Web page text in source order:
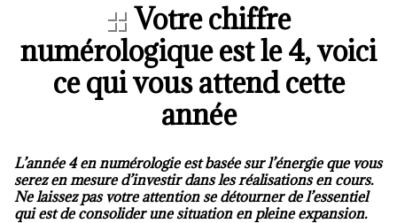
Votre chiffre
numérologique est le 4, voici
ce qui vous attend cette
année
L’année 4 en numérologie est basée sur l’énergie que vous
serez en mesure d’investir dans les réalisations en cours.
Ne laissez pas votre attention se détourner de l’essentiel
qui est de consolider une situation en pleine expansion.